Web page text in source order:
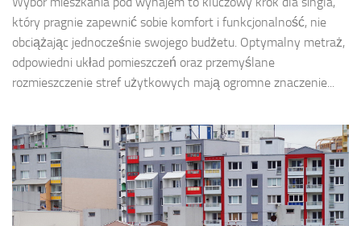
który pragnie zapewnić sobie komfort i funkcjonalność, nie
obciążając jednocześnie swojego budżetu. Optymalny metraż,
odpowiedni układ pomieszczeń oraz przemyślane
rozmieszczenie stref użytkowych mają ogromne znaczenie...